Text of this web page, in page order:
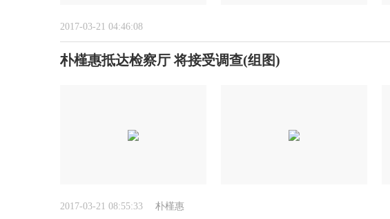
2017-03-21 04:46:08
朴槿惠抵达检察厅 将接受调查(组图)
2017-03-21 08:55:33 朴槿惠